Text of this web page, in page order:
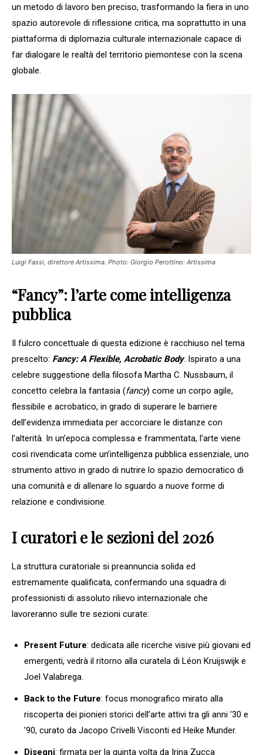
un metodo di lavoro ben preciso, trasformando la fiera in uno
spazio autorevole di riflessione critica, ma soprattutto in una
piattaforma di diplomazia culturale internazionale capace di
far dialogare le realtà del territorio piemontese con la scena
globale.
Luigi Fassi, direttore Artissima. Photo: Giorgio Perottino: Artissima
“Fancy”: l’arte come intelligenza
pubblica
Il fulcro concettuale di questa edizione è racchiuso nel tema
prescelto: Fancy: A Flexible, Acrobatic Body. Ispirato a una
celebre suggestione della filosofa Martha C. Nussbaum, il
concetto celebra la fantasia (fancy) come un corpo agile,
flessibile e acrobatico, in grado di superare le barriere
dell’evidenza immediata per accorciare le distanze con
l’alterità. In un’epoca complessa e frammentata, l’arte viene
così rivendicata come un’intelligenza pubblica essenziale, uno
strumento attivo in grado di nutrire lo spazio democratico di
una comunità e di allenare lo sguardo a nuove forme di
relazione e condivisione.
I curatori e le sezioni del 2026
La struttura curatoriale si preannuncia solida ed
estremamente qualificata, confermando una squadra di
professionisti di assoluto rilievo internazionale che
lavoreranno sulle tre sezioni curate:
Present Future: dedicata alle ricerche visive più giovani ed
emergenti, vedrà il ritorno alla curatela di Léon Kruijswijk e
Joel Valabrega.
Back to the Future: focus monografico mirato alla
riscoperta dei pionieri storici dell’arte attivi tra gli anni ’30 e
’90, curato da Jacopo Crivelli Visconti ed Heike Munder.
Disegni: firmata per la quinta volta da Irina Zucca